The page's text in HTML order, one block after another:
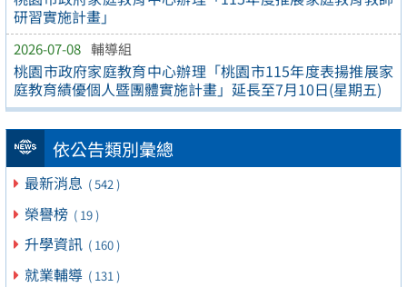
研習實施計畫」
2026-07-08 輔導組
桃園市政府家庭教育中心辦理「桃園市115年度表揚推展家
庭教育績優個人暨團體實施計畫」延長至7月10日(星期五)
依公告類別彙總
最新消息 ( 542 )
榮譽榜 ( 19 )
升學資訊 ( 160 )
就業輔導 ( 131 )